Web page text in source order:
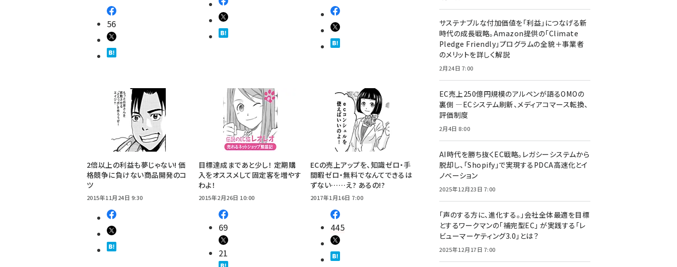
56
2倍以上の利益も夢じゃない! 価
格競争に負けない商品開発のコ
ツ
2015年11月24日 9:30
目標達成まであと少し！ 定期購
入をオススメして固定客を増やす
わよ！
2015年2月26日 10:00
69
21
ECの売上アップを、知識ゼロ・手
間暇ゼロ・無料でなんてできるは
ずない……え? あるの!?
2017年1月16日 7:00
445
サステナブルな付加価値を「利益」につなげる新
時代の成長戦略。Amazon提供の「Climate
Pledge Friendly」プログラムの全貌＋事業者
のメリットを詳しく解説
2月24日 7:00
EC売上250億円規模のアルペンが語るOMOの
裏側 ―ECシステム刷新、メディアコマース転換、
評価制度
2月4日 8:00
AI時代を勝ち抜くEC戦略。レガシーシステムから
脱却し、「Shopify」で実現するPDCA高速化とイ
ノベーション
2025年12月23日 7:00
「声のする方に、進化する。」会社全体最適を目標
とするワークマンの「補完型EC」 が実践する「レ
ビューマーケティング3.0」とは？
2025年12月17日 7:00